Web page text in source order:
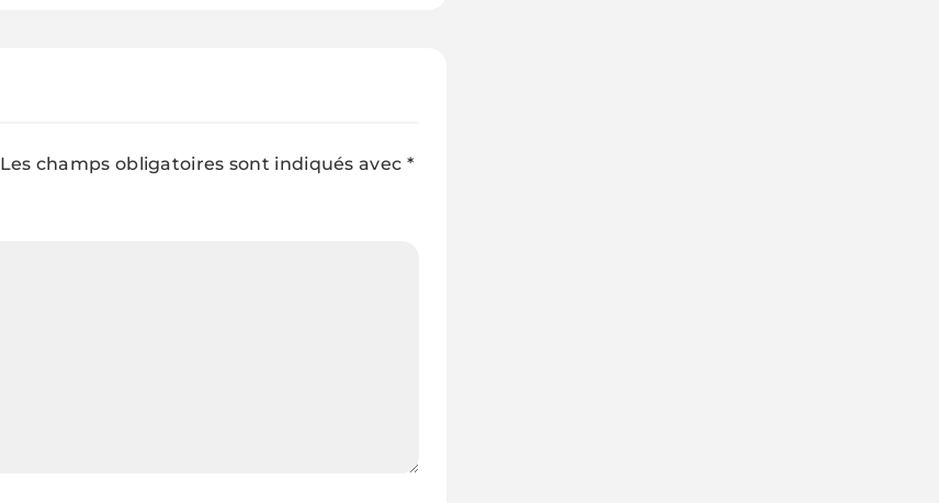
Les champs obligatoires sont indiqués avec *